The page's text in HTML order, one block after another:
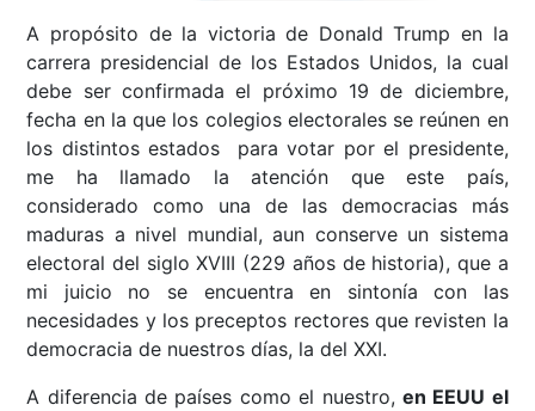
A propósito de la victoria de Donald Trump en la
carrera presidencial de los Estados Unidos, la cual
debe ser confirmada el próximo 19 de diciembre,
fecha en la que los colegios electorales se reúnen en
los distintos estados para votar por el presidente,
me ha llamado la atención que este país,
considerado como una de las democracias más
maduras a nivel mundial, aun conserve un sistema
electoral del siglo XVIII (229 años de historia), que a
mi juicio no se encuentra en sintonía con las
necesidades y los preceptos rectores que revisten la
democracia de nuestros días, la del XXI.
A diferencia de países como el nuestro, en EEUU el